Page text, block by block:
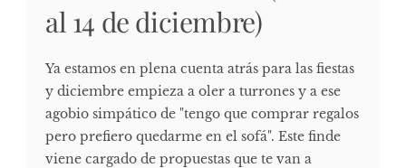
al 14 de diciembre)
Ya estamos en plena cuenta atrás para las fiestas
y diciembre empieza a oler a turrones y a ese
agobio simpático de "tengo que comprar regalos
pero prefiero quedarme en el sofá". Este finde
viene cargado de propuestas que te van a